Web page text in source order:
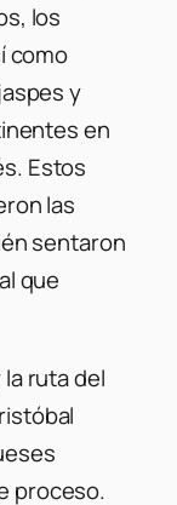
los
como
y
en
Estos
las
sentaron
que
ruta del
proceso.